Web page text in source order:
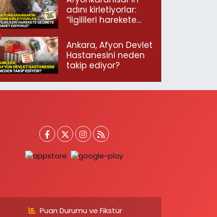
adını kirletiyorlar:
“İlgilileri harekete
ediyoruz”
Ankara, Afyon Devlet
Hastanesini neden
takip ediyor?
Puan Durumu ve Fikstür